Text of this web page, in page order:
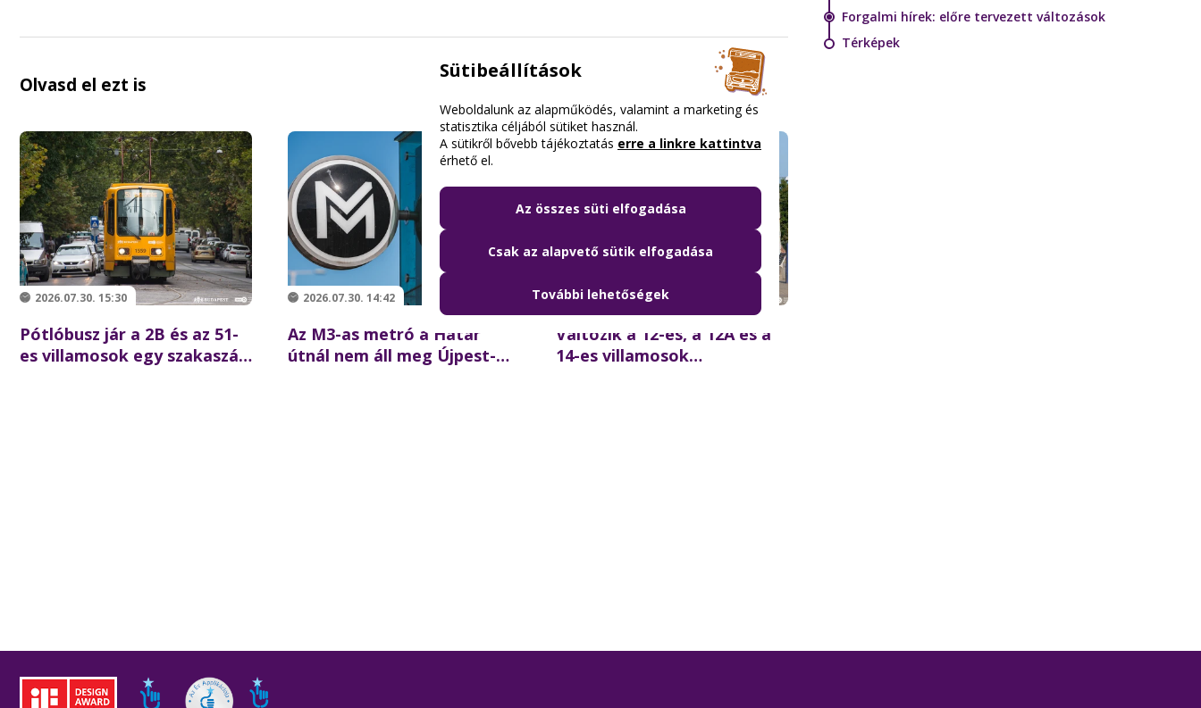
Olvasd el ezt is
2026.07.30. 15:30
Pótlóbusz jár a 2B és az 51-
es villamosok egy szakaszán
2026.07.30. 14:42
Az M3-as metró a Határ
útnál nem áll meg Újpest-
2026.07.30. 10:36
Változik a 12-es, a 12A és a
14-es villamosok
Forgalmi hírek: előre tervezett változások
Térképek
Sütibeállítások
Weboldalunk az alapműködés, valamint a marketing és
statisztika céljából sütiket használ.
A sütikről bővebb tájékoztatás erre a linkre kattintva
érhető el.
Az összes süti elfogadása
Csak az alapvető sütik elfogadása
További lehetőségek